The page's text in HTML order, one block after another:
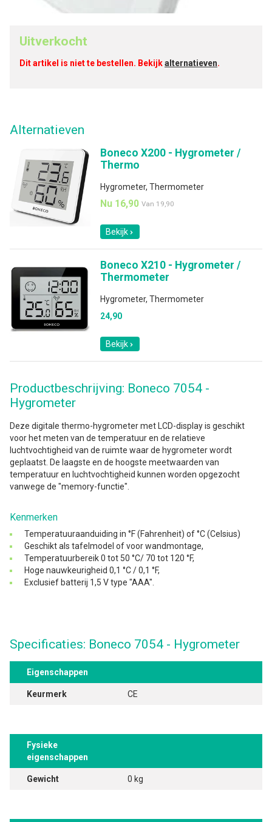
Uitverkocht
Dit artikel is niet te bestellen. Bekijkalternatieven.
Alternatieven
Boneco X200 - Hygrometer /
Thermo
Hygrometer, Thermometer
Nu 16,90 Van 19,90
Bekijk
Boneco X210 - Hygrometer /
Thermometer
Hygrometer, Thermometer
24,90
Bekijk
Productbeschrijving: Boneco 7054 -
Hygrometer
Deze digitale thermo-hygrometer met LCD-display is geschikt
voor het meten van de temperatuur en de relatieve
luchtvochtigheid van de ruimte waar de hygrometer wordt
geplaatst. De laagste en de hoogste meetwaarden van
temperatuur en luchtvochtigheid kunnen worden opgezocht
vanwege de "memory-functie".
Kenmerken
Temperatuuraanduiding in °F (Fahrenheit) of °C (Celsius)
Geschikt als tafelmodel of voor wandmontage,
Temperatuurbereik 0 tot 50 °C/ 70 tot 120 °F,
Hoge nauwkeurigheid 0,1 °C / 0,1 °F,
Exclusief batterij 1,5 V type "AAA".
Specificaties: Boneco 7054 - Hygrometer
Eigenschappen
Keurmerk CE
Fysieke
eigenschappen
Gewicht 0 kg